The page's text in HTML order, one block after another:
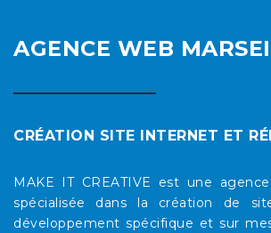
AGENCE WEB
CRÉATION SITE INTERNET ET
MAKE IT CREATIVE est une
spécialisée dans la création de
développement spécifique et sur